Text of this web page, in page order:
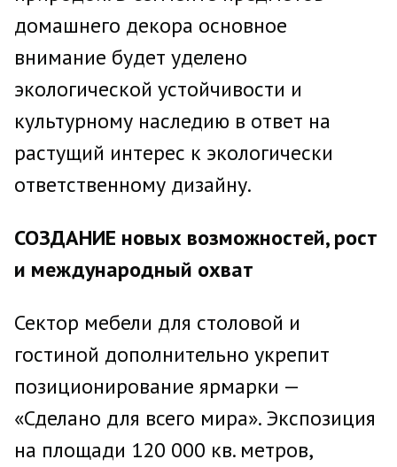
домашнего декора основное
внимание будет уделено
экологической устойчивости и
культурному наследию в ответ на
растущий интерес к экологически
ответственному дизайну.
СОЗДАНИЕ новых возможностей, рост
и международный охват
Сектор мебели для столовой и
гостиной дополнительно укрепит
позиционирование ярмарки —
«Сделано для всего мира». Экспозиция
на площади 120 000 кв. метров,